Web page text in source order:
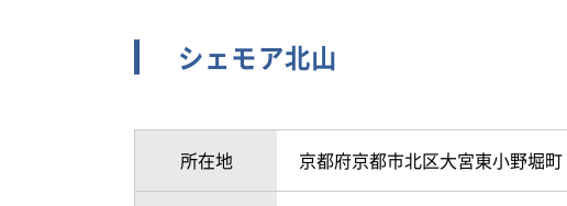
シェモア北山
所在地 京都府京都市北区大宮東小野堀町